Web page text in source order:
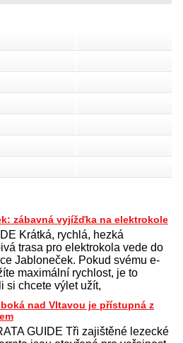
zábavná vyjížďka na elektrokole
Krátká, rychlá, hezká
trasa pro elektrokola vede do
Jabloneček. Pokud svému e-
maximální rychlost, je to
si chcete výlet užít,
nad Vltavou je přístupná z
GUIDE Tři zajištěné lezecké